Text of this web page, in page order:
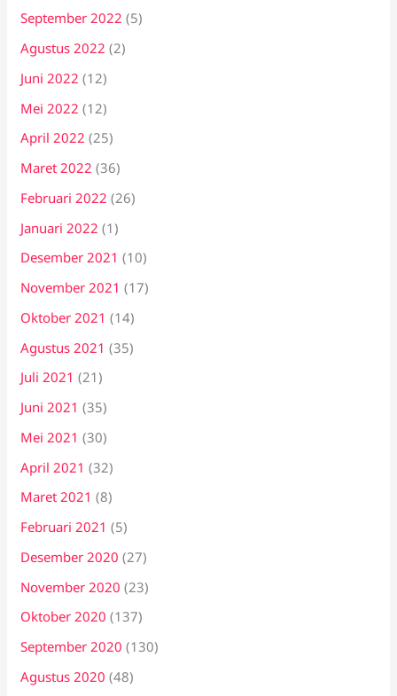
September 2022 (5)
Agustus 2022 (2)
Juni 2022 (12)
Mei 2022 (12)
April 2022 (25)
Maret 2022 (36)
Februari 2022 (26)
Januari 2022 (1)
Desember 2021 (10)
November 2021 (17)
Oktober 2021 (14)
Agustus 2021 (35)
Juli 2021 (21)
Juni 2021 (35)
Mei 2021 (30)
April 2021 (32)
Maret 2021 (8)
Februari 2021 (5)
Desember 2020 (27)
November 2020 (23)
Oktober 2020 (137)
September 2020 (130)
Agustus 2020 (48)